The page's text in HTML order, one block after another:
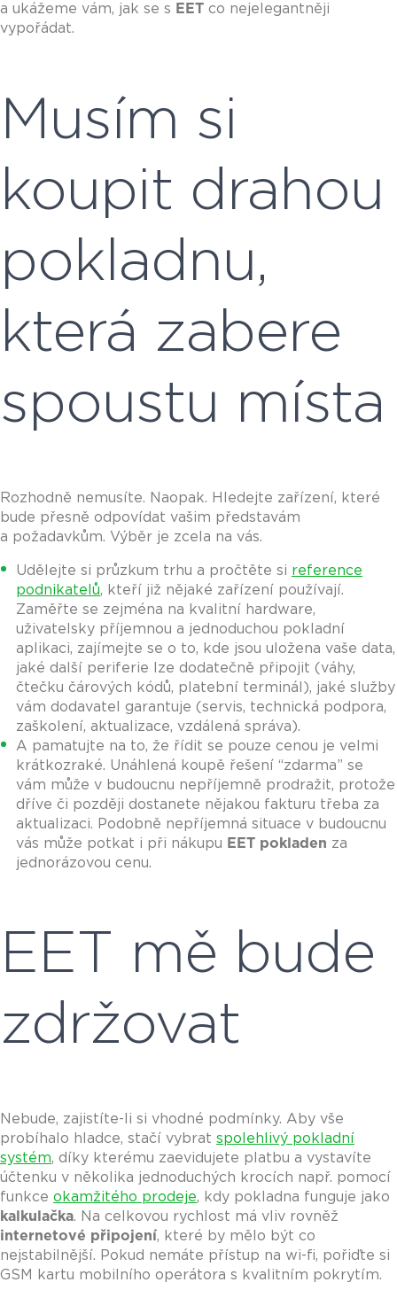
a ukážeme vám, jak se s EET co nejelegantněji
vypořádat.
Musím si
koupit drahou
pokladnu,
která zabere
spoustu místa
Rozhodně nemusíte. Naopak. Hledejte zařízení, které
bude přesně odpovídat vašim představám
a požadavkům. Výběr je zcela na vás.
Udělejte si průzkum trhu a pročtěte si reference
podnikatelů, kteří již nějaké zařízení používají.
Zaměřte se zejména na kvalitní hardware,
uživatelsky příjemnou a jednoduchou pokladní
aplikaci, zajímejte se o to, kde jsou uložena vaše data,
jaké další periferie lze dodatečně připojit (váhy,
čtečku čárových kódů, platební terminál), jaké služby
vám dodavatel garantuje (servis, technická podpora,
zaškolení, aktualizace, vzdálená správa).
A pamatujte na to, že řídit se pouze cenou je velmi
krátkozraké. Unáhlená koupě řešení “zdarma” se
vám může v budoucnu nepříjemně prodražit, protože
dříve či později dostanete nějakou fakturu třeba za
aktualizaci. Podobně nepříjemná situace v budoucnu
vás může potkat i při nákupu EET pokladen za
jednorázovou cenu.
EET mě bude
zdržovat
Nebude, zajistíte-li si vhodné podmínky. Aby vše
probíhalo hladce, stačí vybrat spolehlivý pokladní
systém, díky kterému zaevidujete platbu a vystavíte
účtenku v několika jednoduchých krocích např. pomocí
funkce okamžitého prodeje, kdy pokladna funguje jako
kalkulačka. Na celkovou rychlost má vliv rovněž
internetové připojení, které by mělo být co
nejstabilnější. Pokud nemáte přístup na wi-fi, pořiďte si
GSM kartu mobilního operátora s kvalitním pokrytím.